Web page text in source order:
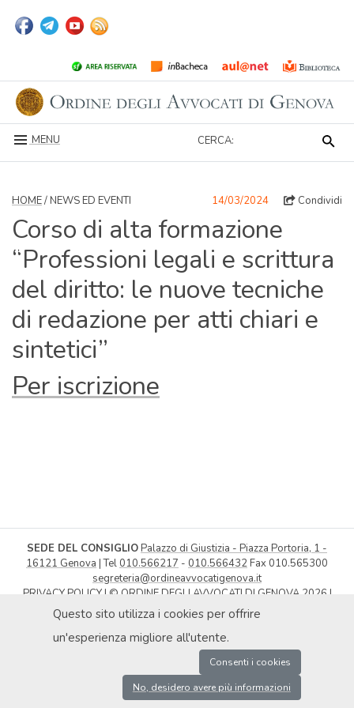
Questo sito utilizza i cookies per offrire
un'esperienza migliore all'utente.
Consenti i cookies
No, desidero avere più informazioni
MENU CERCA:
HOME/ NEWS ED EVENTI 14/03/2024 Condividi
Corso di alta formazione
“Professioni legali e scrittura
del diritto: le nuove tecniche
di redazione per atti chiari e
sintetici”
Per iscrizione
SEDE DEL CONSIGLIOPalazzo di Giustizia - Piazza Portoria, 1 -
16121 Genova | Tel 010.566217 - 010.566432Fax 010.565300
segreteria@ordineavvocatigenova.it
PRIVACY POLICY| © ORDINE DEGLI AVVOCATI DI GENOVA 2026 |
DICHIARAZIONE DI ACCESSIBILITÀ|OBIETTIVI DI ACCESSIBILITÀ
P.IVA 02080000991 / C.F. 80030990107 | COD. UNIVOCO: UFXAIK |
ENTE SOGGETTO A SPLIT PAYMENT